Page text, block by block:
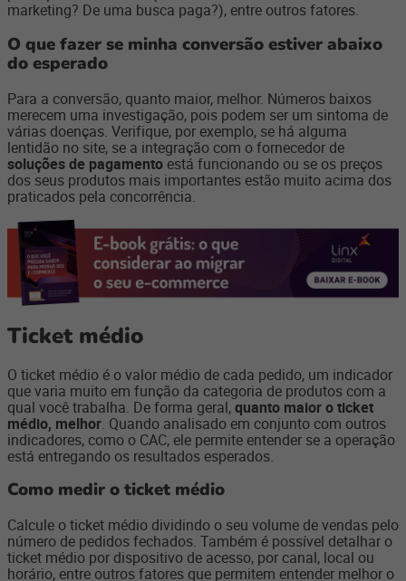
marketing? De uma busca paga?), entre outros fatores.
O que fazer se minha conversão estiver abaixo
do esperado
Para a conversão, quanto maior, melhor. Números baixos
merecem uma investigação, pois podem ser um sintoma de
várias doenças. Verifique, por exemplo, se há alguma
lentidão no site, se a integração com o fornecedor de
soluções de pagamento está funcionando ou se os preços
dos seus produtos mais importantes estão muito acima dos
praticados pela concorrência.
Ticket médio
O ticket médio é o valor médio de cada pedido, um indicador
que varia muito em função da categoria de produtos com a
qual você trabalha. De forma geral,quanto maior o ticket
médio, melhor. Quando analisado em conjunto com outros
indicadores, como o CAC, ele permite entender se a operação
está entregando os resultados esperados.
Como medir o ticket médio
Calcule o ticket médio dividindo o seu volume de vendas pelo
número de pedidos fechados. Também é possível detalhar o
ticket médio por dispositivo de acesso, por canal, local ou
horário, entre outros fatores que permitem entender melhor o